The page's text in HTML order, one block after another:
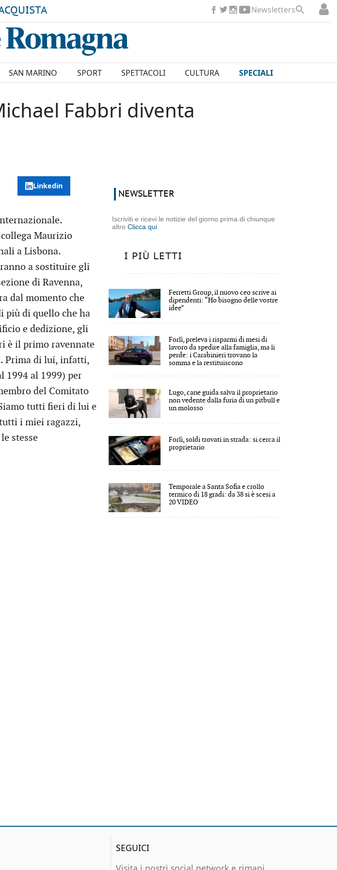
Newsletters
SAN MARINO SPORT SPETTACOLI CULTURA SPECIALI
Fabbri diventa
Linkedin
Maurizio
a Lisbona.
a sostituire gli
di Ravenna,
dal momento che
più di quello che ha
e dedizione, gli
è il primo ravennate
Prima di lui, infatti,
1994 al 1999) per
del Comitato
tutti fieri di lui e
i miei ragazzi,
stesse
NEWSLETTER
Iscriviti e ricevi le notizie del giorno prima di chiunque
altroClicca qui
I PIÙ LETTI
Ferretti Group, il nuovo ceo scrive ai
dipendenti: “Ho bisogno delle vostre
idee”
Forlì, preleva i risparmi di mesi di
lavoro da spedire alla famiglia, ma li
perde: i Carabinieri trovano la
somma e la restituiscono
Lugo, cane guida salva il proprietario
non vedente dalla furia di un pitbull e
un molosso
Forlì, soldi trovati in strada: si cerca il
proprietario
Temporale a Santa Sofia e crollo
termico di 18 gradi: da 38 si è scesi a
20 VIDEO
SEGUICI